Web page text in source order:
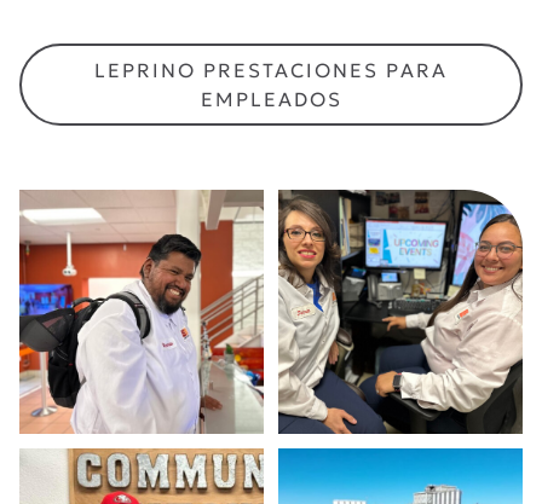
LEPRINO PRESTACIONES PARA
EMPLEADOS